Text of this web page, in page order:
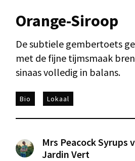
Orange-Siroop
De subtiele gembertoets
met de fijne tijmsmaak
sinaas volledig in balans.
Bio Lokaal
Mrs Peacock Syrups
Jardin Vert